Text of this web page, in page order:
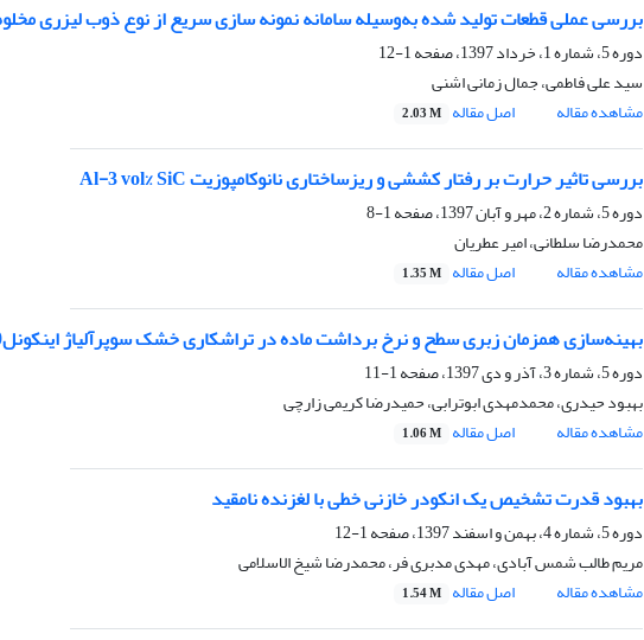
بررسی عملی قطعات تولید شده به‌وسیله سامانه نمونه سازی سریع از نوع ذوب لیزری
دوره 5، شماره 1، خرداد 1397، صفحه
1-12
سید علی فاطمی، جمال زمانی اشنی
مشاهده مقاله
اصل مقاله 2.03 M
بررسی تاثیر حرارت بر رفتار کششی و ریزساختاری نانوکامپوزیت Al-3 vol% SiC
دوره 5، شماره 2، مهر و آبان 1397، صفحه
1-8
محمدرضا سلطانی، امیر عطریان
مشاهده مقاله
اصل مقاله 1.35 M
بهینه‌سازی همزمان زبری سطح و نرخ برداشت ماده در تراشکاری خشک سوپرآلیاژ اینکونل600
دوره 5، شماره 3، آذر و دی 1397، صفحه
1-11
بهبود حیدری، محمدمهدی ابوترابی، حمیدرضا کریمی زارچی
مشاهده مقاله
اصل مقاله 1.06 M
بهبود قدرت تشخیص یک انکودر خازنی خطی با لغزنده نامقید
دوره 5، شماره 4، بهمن و اسفند 1397، صفحه
1-12
مریم طالب شمس آبادی، مهدی مدبری فر، محمدرضا شیخ الاسلامی
مشاهده مقاله
اصل مقاله 1.54 M